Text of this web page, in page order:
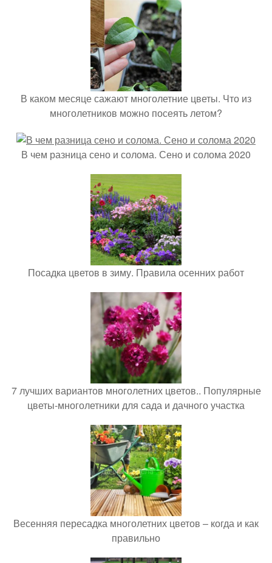
В каком месяце сажают многолетние цветы. Что из
многолетников можно посеять летом?
В чем разница сено и солома. Сено и солома 2020
Посадка цветов в зиму. Правила осенних работ
7 лучших вариантов многолетних цветов.. Популярные
цветы-многолетники для сада и дачного участка
Весенняя пересадка многолетних цветов – когда и как
правильно